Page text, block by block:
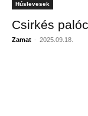
Húslevesek
Csirkés
Zamat - 2025.09.18.